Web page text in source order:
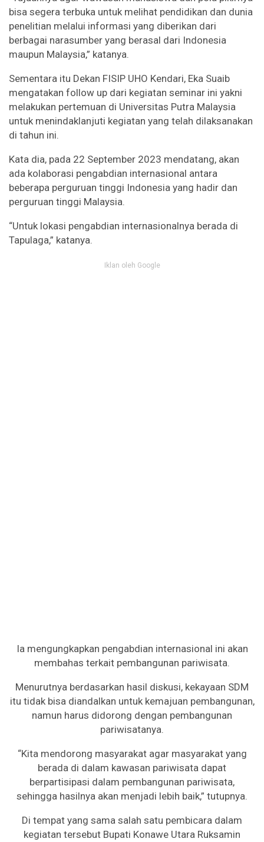
bisa segera terbuka untuk melihat pendidikan dan dunia
penelitian melalui informasi yang diberikan dari
berbagai narasumber yang berasal dari Indonesia
maupun Malaysia,” katanya.
Sementara itu Dekan FISIP UHO Kendari, Eka Suaib
mengatakan follow up dari kegiatan seminar ini yakni
melakukan pertemuan di Universitas Putra Malaysia
untuk menindaklanjuti kegiatan yang telah dilaksanakan
di tahun ini.
Kata dia, pada 22 September 2023 mendatang, akan
ada kolaborasi pengabdian internasional antara
beberapa perguruan tinggi Indonesia yang hadir dan
perguruan tinggi Malaysia.
“Untuk lokasi pengabdian internasionalnya berada di
Tapulaga,” katanya.
Iklan oleh Google
Ia mengungkapkan pengabdian internasional ini akan
membahas terkait pembangunan pariwisata.
Menurutnya berdasarkan hasil diskusi, kekayaan SDM
itu tidak bisa diandalkan untuk kemajuan pembangunan,
namun harus didorong dengan pembangunan
pariwisatanya.
“Kita mendorong masyarakat agar masyarakat yang
berada di dalam kawasan pariwisata dapat
berpartisipasi dalam pembangunan pariwisata,
sehingga hasilnya akan menjadi lebih baik,” tutupnya.
Di tempat yang sama salah satu pembicara dalam
kegiatan tersebut Bupati Konawe Utara Ruksamin